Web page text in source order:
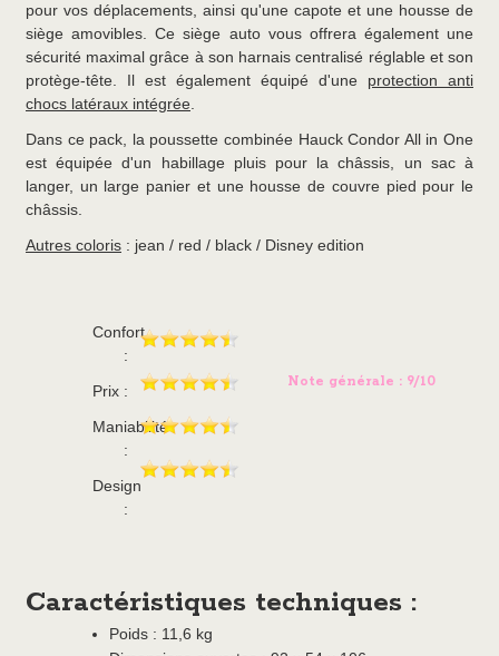
pour vos déplacements, ainsi qu'une capote et une housse de
siège amovibles. Ce siège auto vous offrera également une
sécurité maximal grâce à son harnais centralisé réglable et son
protège-tête. Il est également équipé d'une protection anti
chocs latéraux intégrée
Dans ce pack, la poussette combinée Hauck Condor All in One
est équipée d'un habillage pluis pour la châssis, un sac à
langer, un large panier et une housse de couvre pied pour le
châssis.
Autres coloris : jean / red / black / Disney edition
Confort
:
Prix :
Maniabilité
:
Design
:
Note générale : 9/10
Caractéristiques techniques :
Poids : 11,6 kg